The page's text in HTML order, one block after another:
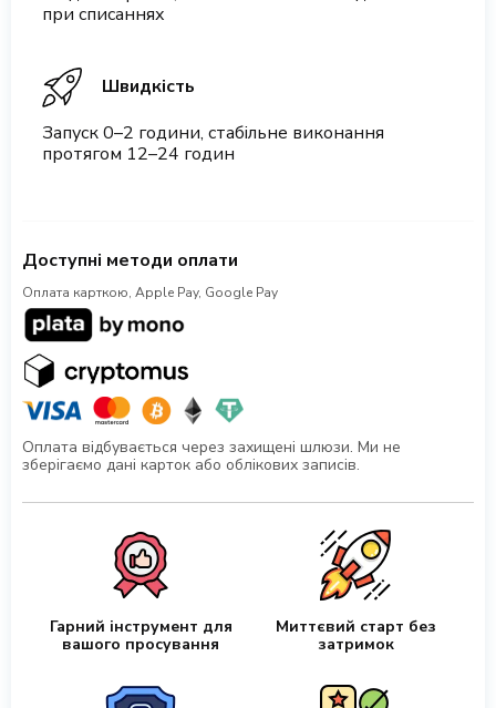
при списаннях
Швидкість
Запуск 0–2 години, стабільне виконання
протягом 12–24 годин
Доступні методи оплати
Оплата карткою, Apple Pay, Google Pay
Оплата відбувається через захищені шлюзи. Ми не
зберігаємо дані карток або облікових записів.
Гарний інструмент для
вашого просування
Миттєвий старт без
затримок